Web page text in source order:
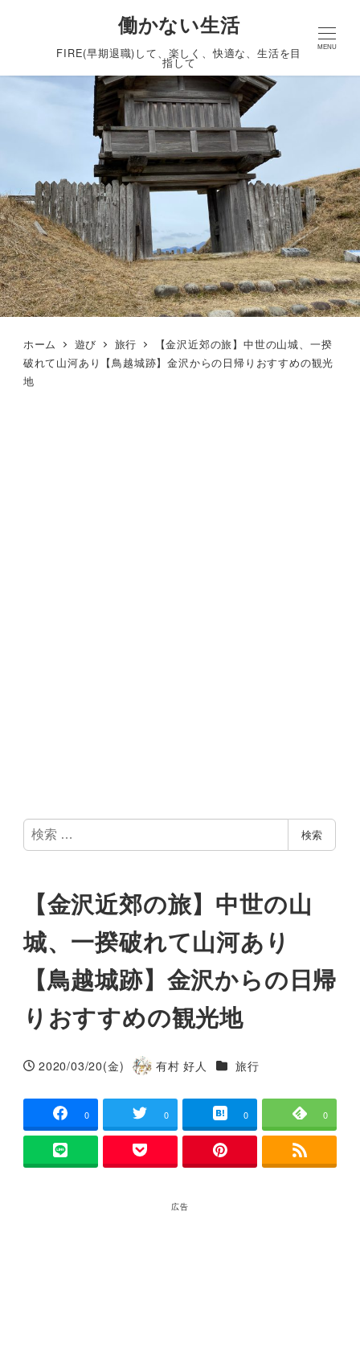
働かない生活
FIRE(早期退職)して、楽しく、快適な、生活を目
指して
MENU
ホーム 遊び 旅行
【金沢近郊の旅】中世の山城、一揆
破れて山河あり【鳥越城跡】金沢からの日帰りおすすめの観光
地
検
索
検索
【金沢近郊の旅】中世の山
城、一揆破れて山河あり
【鳥越城跡】金沢からの日帰
りおすすめの観光地
投稿日
2020/03/20(金)
著
有村 好人 カテゴリー
旅行
0 0 0 0
広告